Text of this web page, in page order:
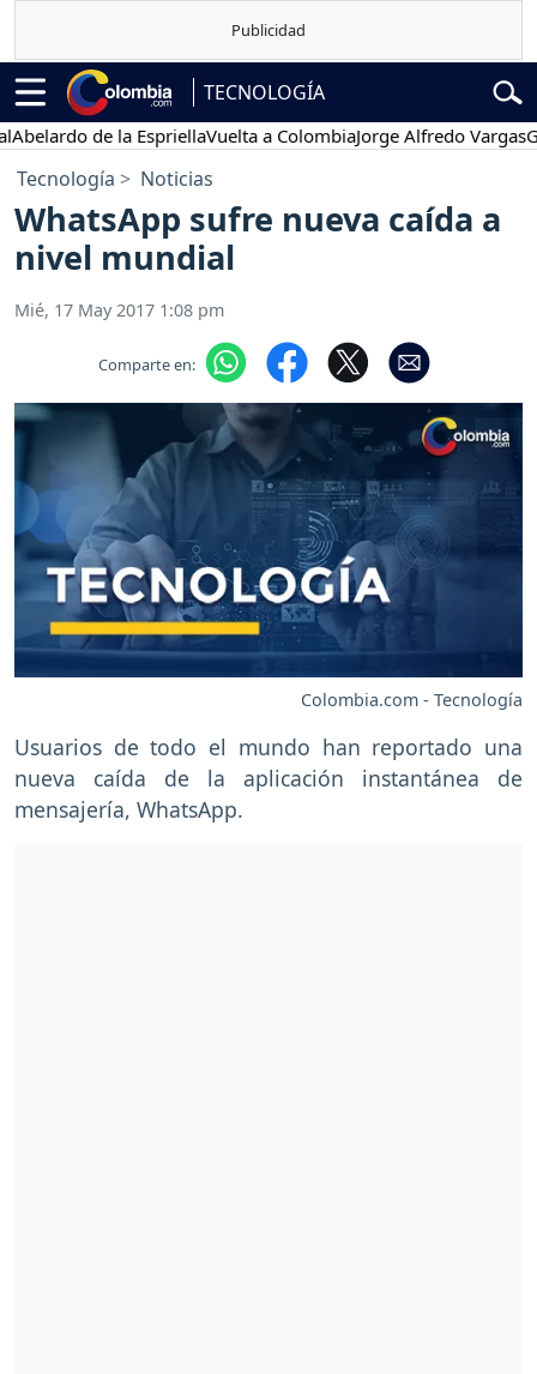
TECNOLOGÍA
de la EspriellaVuelta a ColombiaJorge Alfredo Vargas
Tecnología Noticias
WhatsApp sufre nueva caída a
nivel mundial
Mié, 17 May 2017 1:08 pm
Comparte en:
Colombia.com - Tecnología
Usuarios de todo el mundo han reportado una
nueva caída de la aplicación instantánea de
mensajería, WhatsApp.